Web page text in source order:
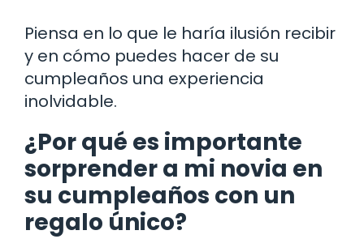
Piensa en lo que le haría ilusión recibir
y en cómo puedes hacer de su
cumpleaños una experiencia
inolvidable.
¿Por qué es importante
sorprender a mi novia en
su cumpleaños con un
regalo único?